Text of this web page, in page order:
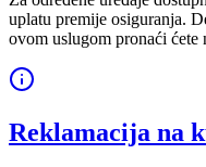
uplatu premije osiguranja.
ovom uslugom pronaći ćete
Reklamacija na